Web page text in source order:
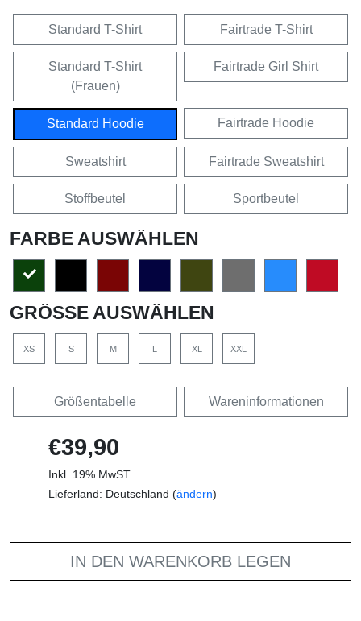
Standard T-Shirt Fairtrade T-Shirt
Standard T-Shirt
(Frauen)
Fairtrade Girl Shirt
Standard Hoodie Fairtrade Hoodie
Sweatshirt Fairtrade Sweatshirt
Stoffbeutel Sportbeutel
FARBE AUSWÄHLEN
GRÖSSE AUSWÄHLEN
XS S M L XL XXL
Größentabelle Wareninformationen
€39,90
Inkl. 19% MwST
Lieferland: Deutschland (ändern)
IN DEN WARENKORB LEGEN